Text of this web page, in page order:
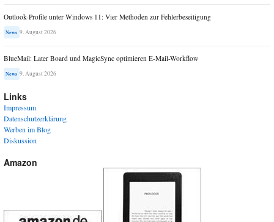
Outlook-Profile unter Windows 11: Vier Methoden zur Fehlerbeseitigung
News 9. August 2026
BlueMail: Later Board und MagicSync optimieren E-Mail-Workflow
News 9. August 2026
Links
Impressum
Datenschutzerklärung
Werben im Blog
Diskussion
Amazon